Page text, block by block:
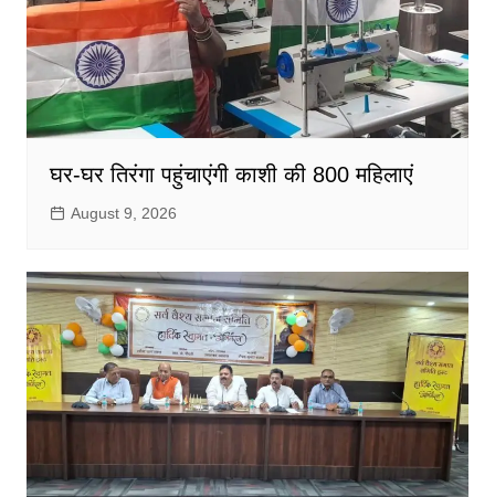
घर-घर तिरंगा पहुंचाएंगी काशी की 800 महिलाएं
August 9, 2026